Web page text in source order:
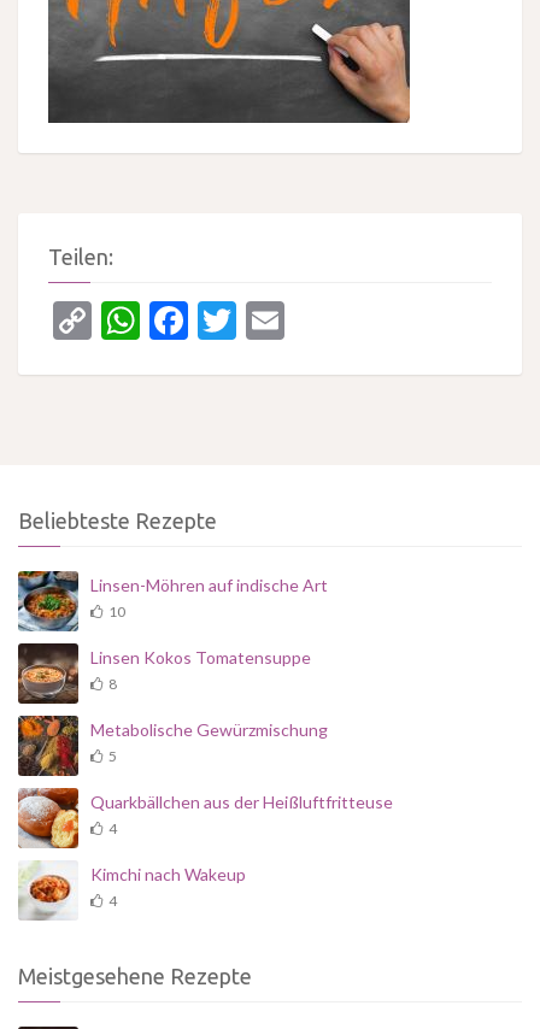
Teilen:
CopyWhatsApp
Facebook
Twitter
Beliebteste Rezepte
Linsen-Möhren auf indische Art
10
Linsen Kokos Tomatensuppe
8
Metabolische Gewürzmischung
5
Quarkbällchen aus der Heißluftfritteuse
4
Kimchi nach Wakeup
4
Meistgesehene Rezepte